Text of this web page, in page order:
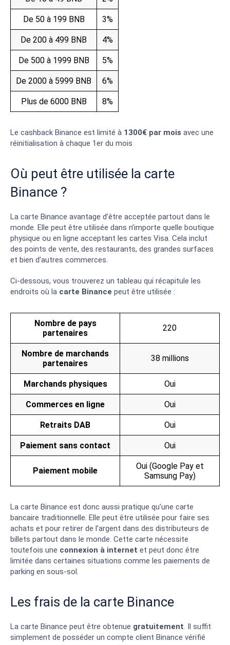
De 50 à 199 BNB 3%
De 200 à 499 BNB 4%
De 500 à 1999 BNB 5%
De 2000 à 5999 BNB 6%
Plus de 6000 BNB 8%
Le cashback Binance est limité à 1300€ par mois avec une
réinitialisation à chaque 1er du mois
Où peut être utilisée la carte
Binance ?
La carte Binance avantage d’être acceptée partout dans le
monde. Elle peut être utilisée dans n’importe quelle boutique
physique ou en ligne acceptant les cartes Visa. Cela inclut
des points de vente, des restaurants, des grandes surfaces
et bien d’autres commerces.
Ci-dessous, vous trouverez un tableau qui récapitule les
endroits où la carte Binance peut être utilisée :
Nombre de pays
partenaires
220
Nombre de marchands
partenaires
38 millions
Marchands physiques Oui
Commerces en ligne Oui
Retraits DAB Oui
Paiement sans contact Oui
Paiement mobile
Oui (Google Pay et
Samsung Pay)
La carte Binance est donc aussi pratique qu’une carte
bancaire traditionnelle. Elle peut être utilisée pour faire ses
achats et pour retirer de l’argent dans des distributeurs de
billets partout dans le monde. Cette carte nécessite
toutefois une connexion à internet et peut donc être
limitée dans certaines situations comme les paiements de
parking en sous-sol.
Les frais de la carte Binance
La carte Binance peut être obtenue gratuitement. Il suffit
simplement de posséder un compte client Binance vérifié